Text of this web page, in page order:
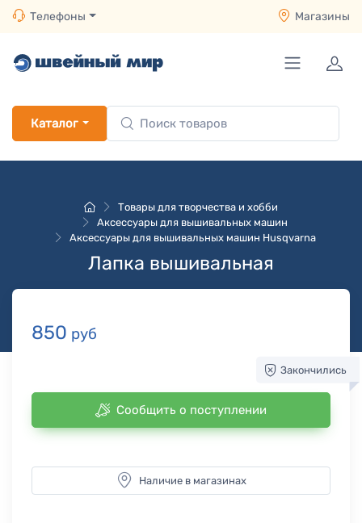
Телефоны Магазины
Каталог
Товары для творчества и хобби
Аксессуары для вышивальных машин
Аксессуары для вышивальных машин Husqvarna
Лапка вышивальная
850 руб
Закончились
Сообщить о поступлении
Наличие в магазинах